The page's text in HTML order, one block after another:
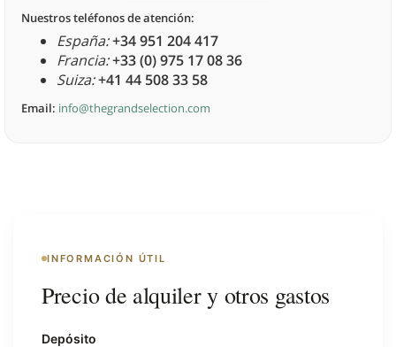
Nuestros teléfonos de atención:
España:+34 951 204 417
Francia:+33 (0) 975 17 08 36
Suiza:+41 44 508 33 58
Email: info@thegrandselection.com
INFORMACIÓN ÚTIL
Precio de alquiler y otros gastos
Depósito